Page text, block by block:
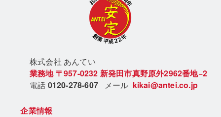
株式会社 あんてい
業務地 〒957-0232 新発田市真野原外2962番地−2
電話 0120-278-607 メール kikai@antei.co.jp
企業情報